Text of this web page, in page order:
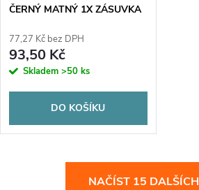
ČERNÝ MATNÝ 1X ZÁSUVKA
SVORKY 16A 250V
77,27 Kč bez DPH
93,50 Kč
Skladem >50 ks
DO KOŠÍKU
NAČÍST 15 DALŠÍCH